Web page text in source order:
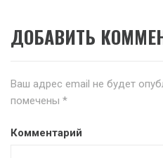
ДОБАВИТЬ
Ваш адрес email не будет
помечены *
Комментарий